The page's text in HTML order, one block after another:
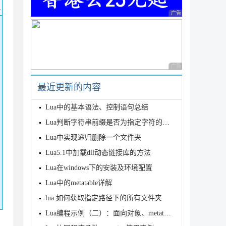
广告 商业广告，理性
广告 商业广告，理性
最近更新的内容
Lua中的基本语法、控制语句总结
Lua判断字符串前缀是否为指定字符的3种方法
Lua中实现递归删除一个文件夹
Lua5.1中加载dll动态链接库的方法
Lua在windows下的安装及环境配置
Lua中的metatable详解
lua 如何获取指定路径下的所有文件夹
Lua编程示例（二）：面向对象、metatable对表进行扩展